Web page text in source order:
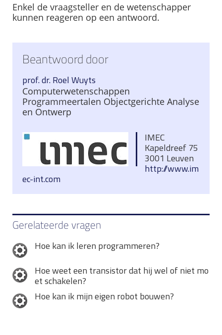
Enkel de vraagsteller en de wetenschapper
kunnen reageren op een antwoord.
Beantwoord door
prof. dr. Roel Wuyts
Computerwetenschappen
Programmeertalen Objectgerichte Analyse
en Ontwerp
IMEC
Kapeldreef 75
3001 Leuven
http://www.im
ec-int.com
Gerelateerde vragen
Hoe kan ik leren programmeren?
Hoe weet een transistor dat hij wel of niet mo
et schakelen?
Hoe kan ik mijn eigen robot bouwen?